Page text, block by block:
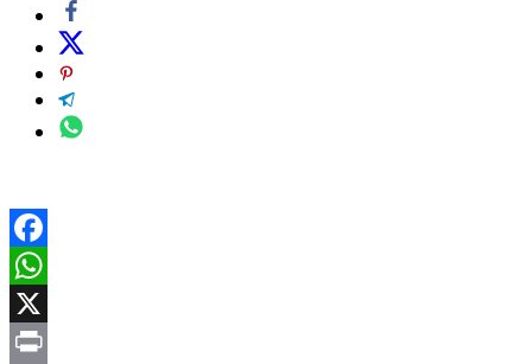
Facebook
WhatsApp
X